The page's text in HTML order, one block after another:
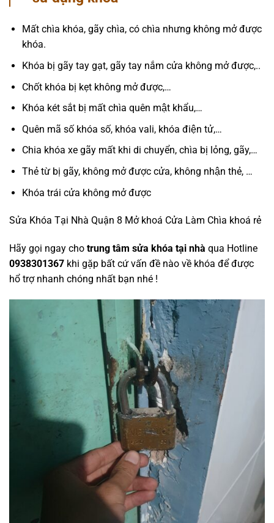
Mất chìa khóa, gãy chìa, có chìa nhưng không mở được
khóa.
Khóa bị gãy tay gạt, gãy tay nắm cửa không mở được,..
Chốt khóa bị kẹt không mở được,…
Khóa két sắt bị mất chìa quên mật khẩu,…
Quên mã số khóa số, khóa vali, khóa điện tử,…
Chia khóa xe gãy mất khi di chuyển, chìa bị lỏng, gãy,…
Thẻ từ bị gãy, không mở được cửa, không nhận thẻ, …
Khóa trái cửa không mở được
Sửa Khóa Tại Nhà Quận 8 Mở khoá Cửa Làm Chìa khoá rẻ
Hãy gọi ngay cho trung tâm sửa khóa tại nhà qua Hotline
0938301367 khi gặp bất cứ vấn đề nào về khóa để được
hổ trợ nhanh chóng nhất bạn nhé !